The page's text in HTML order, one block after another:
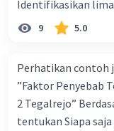
Identifikasikan
9 5.0
Perhatikan contoh
”Faktor Penyebab
2 Tegalrejo” Berdasarkan contoh judul penelitian di atas
tentukan Siapa